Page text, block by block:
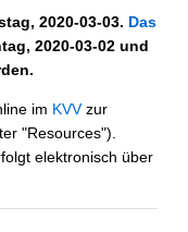
2020-03-03. Das
2020-03-02 und
im KVVzur
"Resources").
elektronisch über